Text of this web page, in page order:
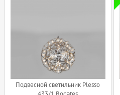
Подвесной светильник Plesso